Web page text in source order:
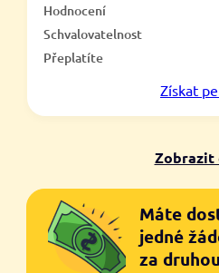
Hodnocení
Schvalovatelnost
Přeplatíte
Získat
Zobrazit
Máte
jedné
za